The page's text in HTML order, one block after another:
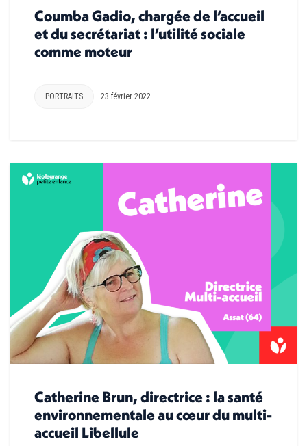
Coumba Gadio, chargée de l’accueil
et du secrétariat : l’utilité sociale
comme moteur
PORTRAITS 23 février 2022
Catherine Brun, directrice : la santé
environnementale au cœur du multi-
accueil Libellule